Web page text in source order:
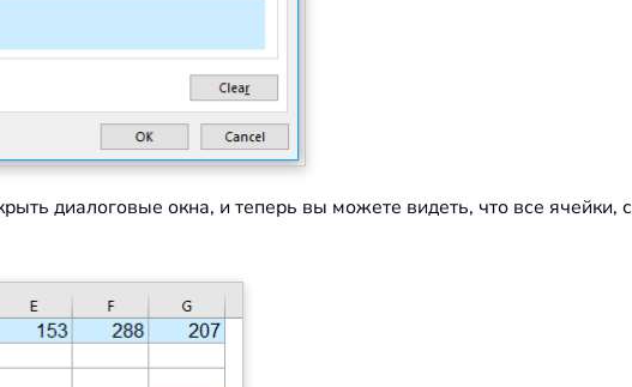
диалоговые окна, и теперь вы можете видеть, что все